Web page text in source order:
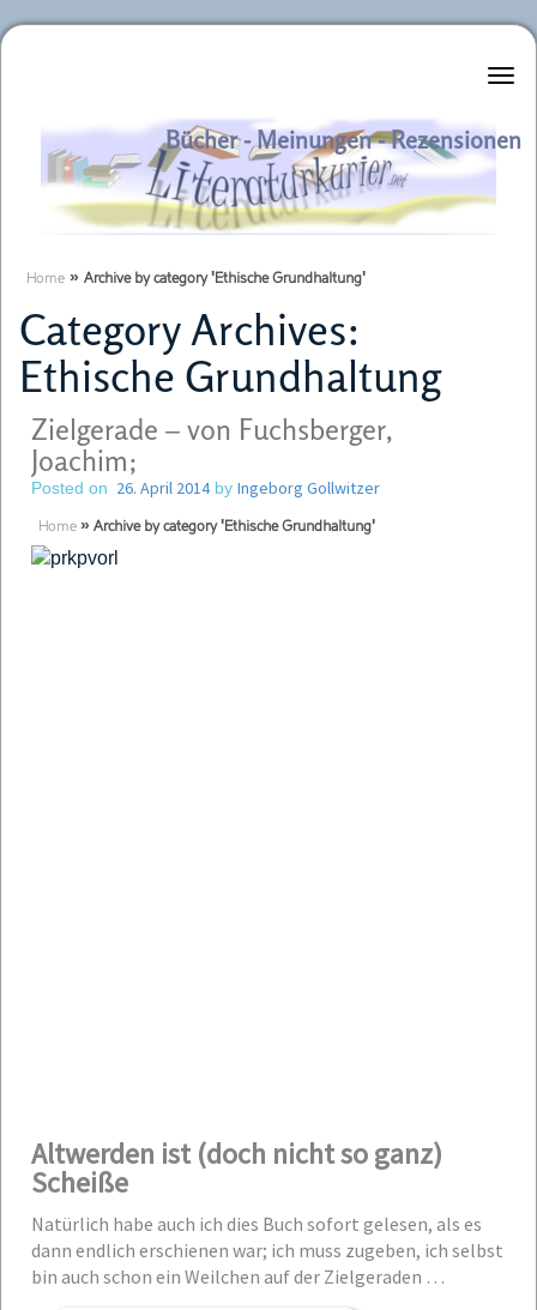
Literaturkurier.net
Bücher - Meinungen - Rezensionen
Home » Archive by category 'Ethische Grundhaltung'
Category Archives:
Ethische Grundhaltung
Zielgerade – von Fuchsberger,
Joachim;
Posted on 26. April 2014by Ingeborg Gollwitzer
Home » Archive by category 'Ethische Grundhaltung'
Altwerden ist (doch nicht so ganz)
Scheiße
Natürlich habe auch ich dies Buch sofort gelesen, als es
dann endlich erschienen war; ich muss zugeben, ich selbst
bin auch schon ein Weilchen auf der Zielgeraden …